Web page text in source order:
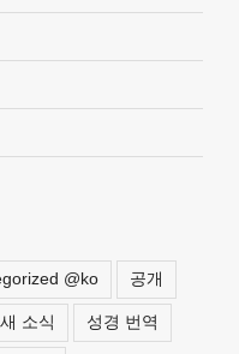
@ko 공개
새 소식 성경 번역